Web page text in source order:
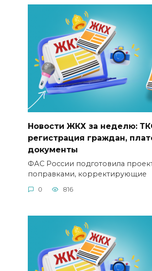
Новости ЖКХ за неделю:
регистрация граждан,
документы
ФАС России подготовила
поправками, корректирующие
0 816